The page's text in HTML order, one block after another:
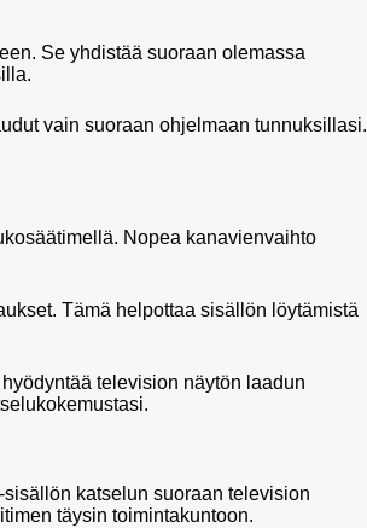
Se yhdistää suoraan olemassa
vain suoraan ohjelmaan tunnuksillasi.
Nopea kanavienvaihto
Tämä helpottaa sisällön löytämistä
television näytön laadun
katselun suoraan television
täysin toimintakuntoon.